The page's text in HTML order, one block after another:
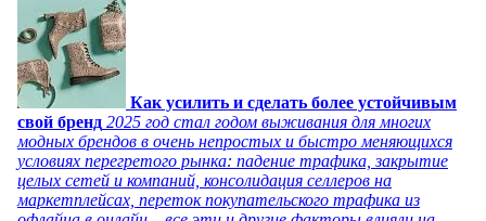
Как усилить и сделать более устойчивым
свой бренд 2025 год стал годом выживания для многих
модных брендов в очень непростых и быстро меняющихся
условиях перегретого рынка: падение трафика, закрытие
целых сетей и компаний, консолидация селлеров на
маркетплейсах, переток покупательского трафика из